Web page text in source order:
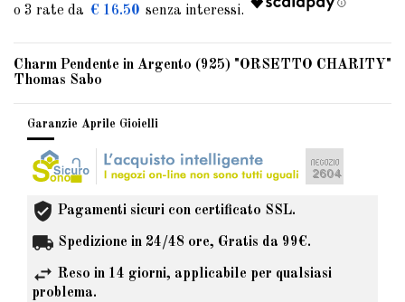
€ 16.50
Charm Pendente in Argento (925) "ORSETTO CHARITY"
Thomas Sabo
Garanzie Aprile Gioielli
Pagamenti sicuri con certificato SSL.
Spedizione in 24/48 ore, Gratis da 99€.
Reso in 14 giorni, applicabile per qualsiasi
problema.